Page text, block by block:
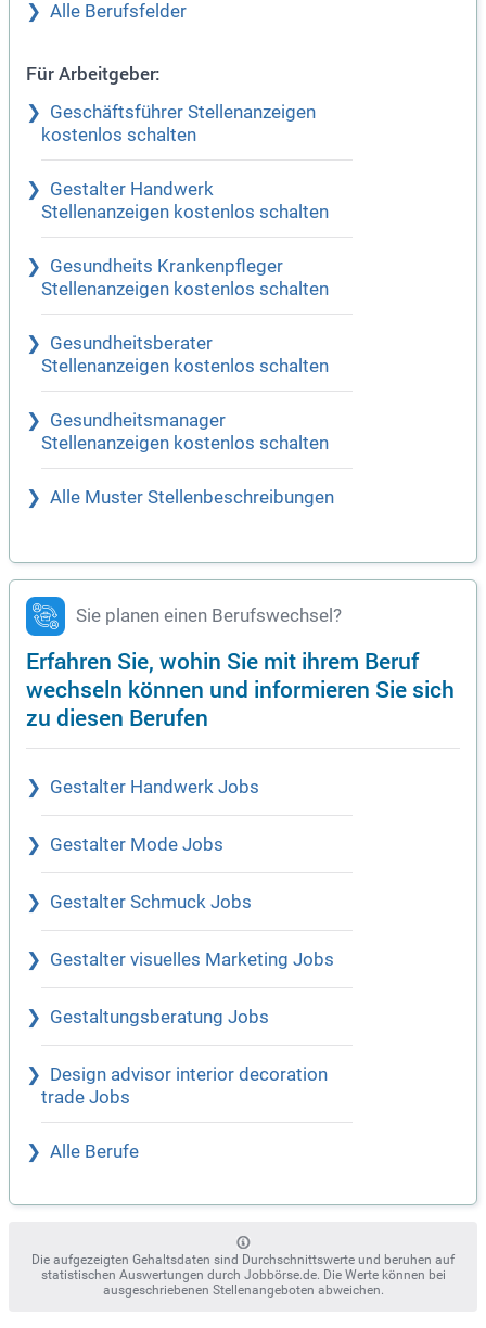
Alle Berufsfelder
Für Arbeitgeber:
Geschäftsführer Stellenanzeigen
kostenlos schalten
Gestalter Handwerk
Stellenanzeigen kostenlos schalten
Gesundheits Krankenpfleger
Stellenanzeigen kostenlos schalten
Gesundheitsberater
Stellenanzeigen kostenlos schalten
Gesundheitsmanager
Stellenanzeigen kostenlos schalten
Alle Muster Stellenbeschreibungen
Sie planen einen Berufswechsel?
Erfahren Sie, wohin Sie mit ihrem Beruf
wechseln können und informieren Sie sich
zu diesen Berufen
Gestalter Handwerk Jobs
Gestalter Mode Jobs
Gestalter Schmuck Jobs
Gestalter visuelles Marketing Jobs
Gestaltungsberatung Jobs
Design advisor interior decoration
trade Jobs
Alle Berufe
Die aufgezeigten Gehaltsdaten sind Durchschnittswerte und beruhen auf
statistischen Auswertungen durch Jobbörse.de. Die Werte können bei
ausgeschriebenen Stellenangeboten abweichen.